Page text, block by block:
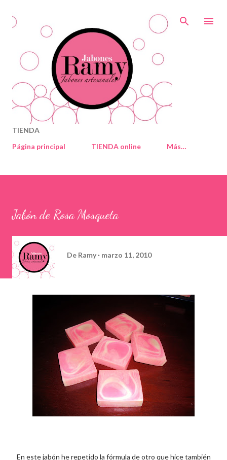
TIENDA
Página principal
TIENDA online Más…
Jabón de Rosa Mosqueta
De Ramy marzo 11, 2010
En este jabón he repetido la fórmula de otro que hice también